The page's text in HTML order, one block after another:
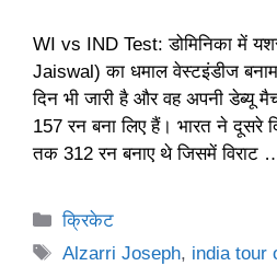
WI vs IND Test: डोमिनिका में
Jaiswal) का धमाल वेस्टइंडीज
दिन भी जारी है और वह अपनी
157 रन बना लिए हैं। भारत ने दूसरे
तक 312 रन बनाए थे जिसमें विराट
Categories
क्रिकेट
Tags
Alzarri Joseph, india tour